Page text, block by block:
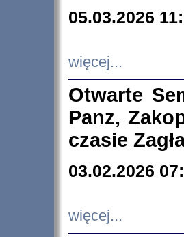
05.03.2026
więcej...
Otwarte
Panz,
czasie
03.02.2026
więcej...